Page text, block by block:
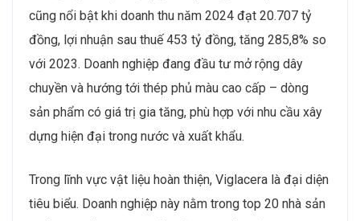
cũng nổi bật khi doanh thu năm 2024 đạt 20.707 tỷ
đồng, lợi nhuận sau thuế 453 tỷ đồng, tăng 285,8% so
với 2023. Doanh nghiệp đang đầu tư mở rộng dây
chuyền và hướng tới thép phủ màu cao cấp – dòng
sản phẩm có giá trị gia tăng, phù hợp với nhu cầu xây
dựng hiện đại trong nước và xuất khẩu.
Trong lĩnh vực vật liệu hoàn thiện, Viglacera là đại diện
tiêu biểu. Doanh nghiệp này nằm trong top 20 nhà sản